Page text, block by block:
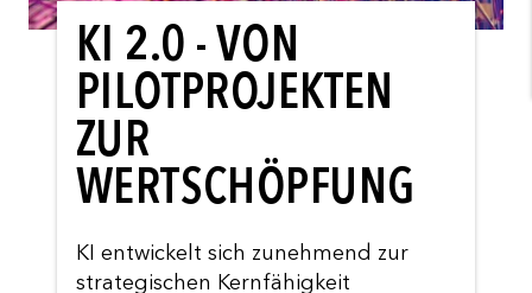
KI 2.0 - VON
PILOTPROJEKTEN
ZUR
WERTSCHÖPFUNG
KI entwickelt sich zunehmend zur
strategischen Kernfähigkeit